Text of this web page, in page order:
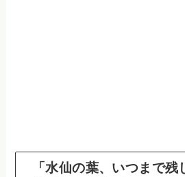
「水仙の葉、いつまで